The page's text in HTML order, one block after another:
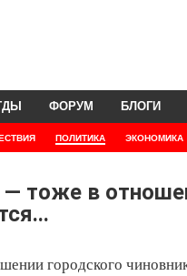
ПОЛИТИКА ЭКОНОМИКА
ФОРУМ БЛОГИ
тоже в
городского